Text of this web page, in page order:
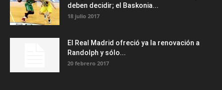
deben decidir; el Baskonia...
18 julio 2017
El Real Madrid ofreció ya la renovación a
Randolph y sólo...
20 febrero 2017